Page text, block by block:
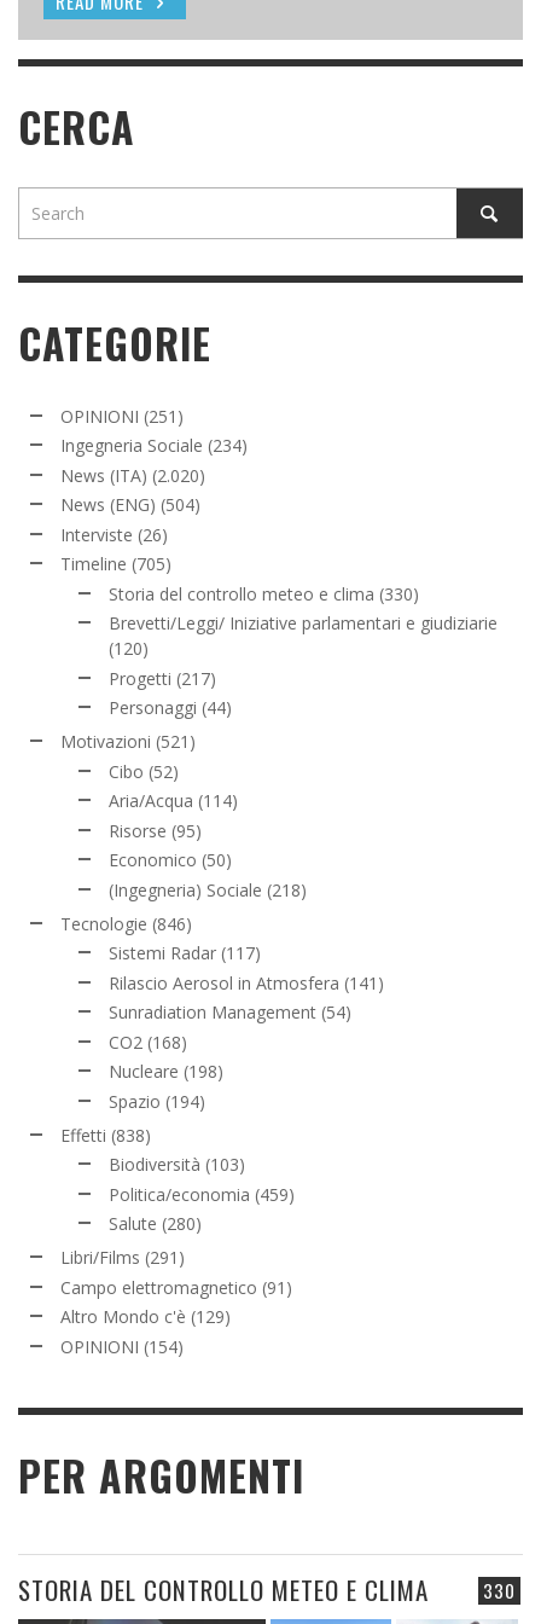
CERCA
CATEGORIE
OPINIONI (251)
Ingegneria Sociale (234)
News (ITA) (2.020)
News (ENG) (504)
Interviste (26)
Timeline (705)
Storia del controllo meteo e clima (330)
Brevetti/Leggi/ Iniziative parlamentari e giudiziarie
(120)
Progetti (217)
Personaggi (44)
Motivazioni (521)
Cibo (52)
Aria/Acqua (114)
Risorse (95)
Economico (50)
(Ingegneria) Sociale (218)
Tecnologie (846)
Sistemi Radar (117)
Rilascio Aerosol in Atmosfera (141)
Sunradiation Management (54)
CO2 (168)
Nucleare (198)
Spazio (194)
Effetti (838)
Biodiversità (103)
Politica/economia (459)
Salute (280)
Libri/Films (291)
Campo elettromagnetico (91)
Altro Mondo c'è (129)
OPINIONI (154)
PER ARGOMENTI
330
STORIA DEL CONTROLLO METEO E CLIMA